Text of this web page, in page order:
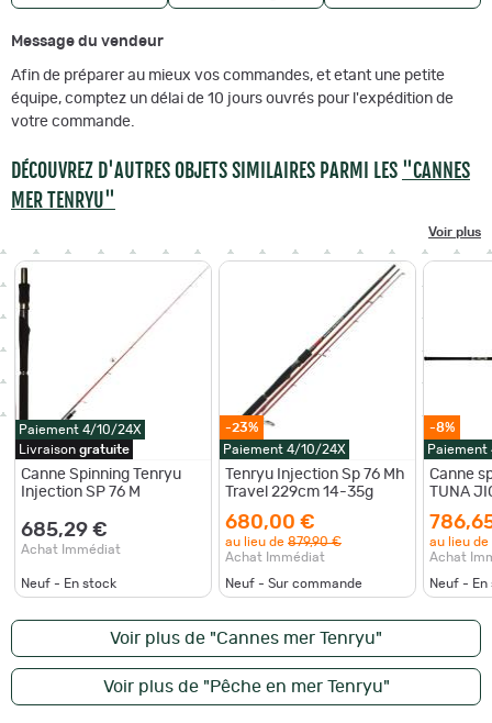
Message du vendeur
Afin de préparer au mieux vos commandes, et etant une petite
équipe, comptez un délai de 10 jours ouvrés pour l'expédition de
votre commande.
DÉCOUVREZ D'AUTRES OBJETS SIMILAIRES PARMI LES "CANNES
MER TENRYU"
Voir plus
Paiement 4/10/24X
Livraison gratuite
Canne Spinning Tenryu
Injection SP 76 M
685,29 €
Achat Immédiat
Neuf - En stock
-23%
Paiement 4/10/24X
Tenryu Injection Sp 76 Mh
Travel 229cm 14-35g
680,00 €
au lieu de 879,90 €
Achat Immédiat
Neuf - Sur commande
-8%
Canne
TUNA
au lieu de
Achat
Neuf - En
Voir plus de "Cannes mer Tenryu"
Voir plus de "Pêche en mer Tenryu"